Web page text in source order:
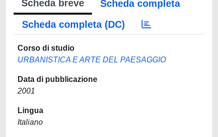
Scheda breve
Scheda completa
Scheda completa (DC)
Corso di studio
URBANISTICA E ARTE DEL PAESAGGIO
Data di pubblicazione
2001
Lingua
Italiano